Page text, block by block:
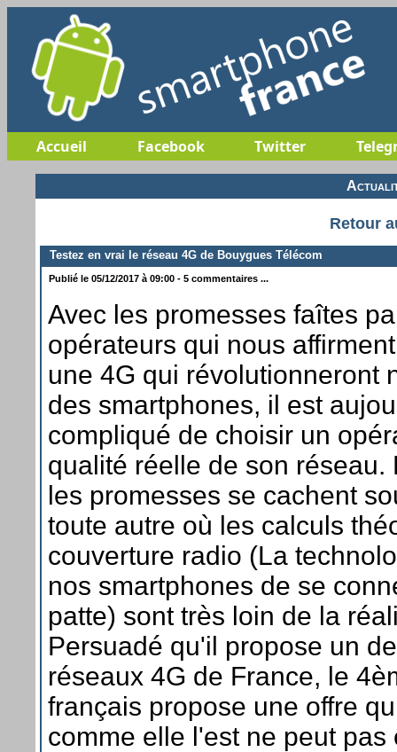
Accueil Facebook Twitter
Retour
Testez en vrai le réseau 4G de Bouygues Télécom
Publié le 05/12/2017 à 09:00 - 5 commentaires ...
Avec les promesses faîtes
opérateurs qui nous
une 4G qui révolutionneront
des smartphones, il est
compliqué de choisir un
qualité réelle de son réseau.
les promesses se cachent
toute autre où les calculs
couverture radio (La
nos smartphones de se
patte) sont très loin de la
Persuadé qu'il propose un
réseaux 4G de France, le
français propose une offre
comme elle l'est ne peut pas